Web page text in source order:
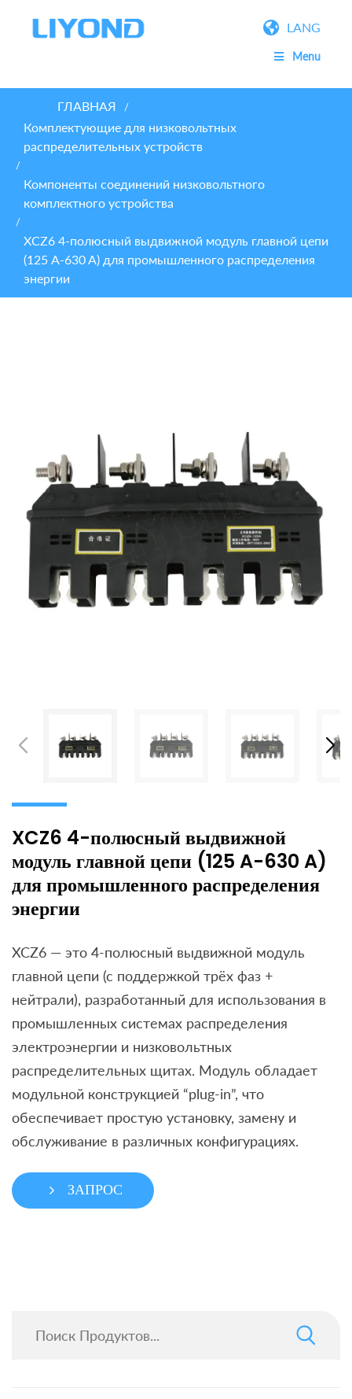
LANG
Menu
ГЛАВНАЯ /
Комплектующие для низковольтных
распределительных устройств
/
Компоненты соединений низковольтного
комплектного устройства
/
XCZ6 4-полюсный выдвижной модуль главной цепи
(125 A-630 A) для промышленного распределения
энергии
XCZ6 4-полюсный выдвижной
модуль главной цепи (125 A-630 A)
для промышленного распределения
энергии
XCZ6 — это 4-полюсный выдвижной модуль
главной цепи (с поддержкой трёх фаз +
нейтрали), разработанный для использования в
промышленных системах распределения
электроэнергии и низковольтных
распределительных щитах. Модуль обладает
модульной конструкцией “plug-in”, что
обеспечивает простую установку, замену и
обслуживание в различных конфигурациях.
ЗАПРОС